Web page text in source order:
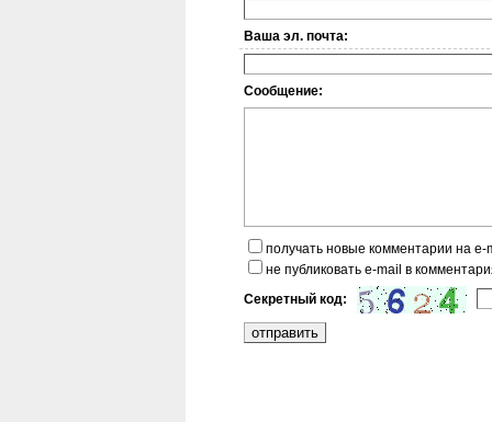
Ваша эл. почта:
Сообщение:
получать новые комментарии на e-
не публиковать e-mail в
Секретный код: